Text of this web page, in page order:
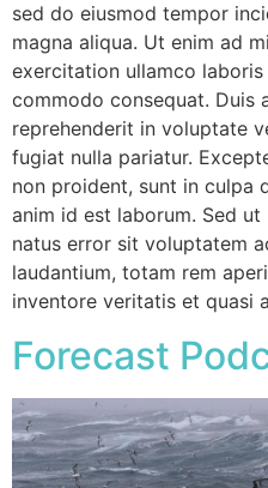
sed do eiusmod tempor
magna aliqua. Ut enim ad
exercitation ullamco
commodo consequat. Duis
reprehenderit in voluptate
fugiat nulla pariatur.
non proident, sunt in culpa
anim id est laborum. Sed
natus error sit voluptatem
laudantium, totam rem
inventore veritatis et quasi
Forecast